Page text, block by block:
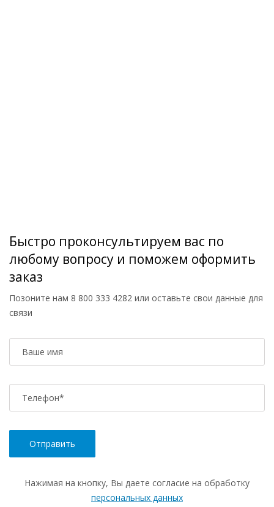
Быстро проконсультируем вас по
любому вопросу и поможем оформить
заказ
Позоните нам 8 800 333 4282 или оставьте свои данные для
связи
Ваше имя
Телефон*
Нажимая на кнопку, Вы даете согласие на обработку
персональных данных